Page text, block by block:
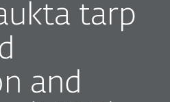
tarp
and